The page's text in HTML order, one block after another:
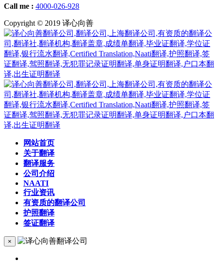
Call me : 4000-026-928
Copyright © 2019 译心向善
网站首页
关于翻译
翻译服务
公司介绍
NAATI
行业资讯
有资质的翻译公司
护照翻译
签证翻译
×